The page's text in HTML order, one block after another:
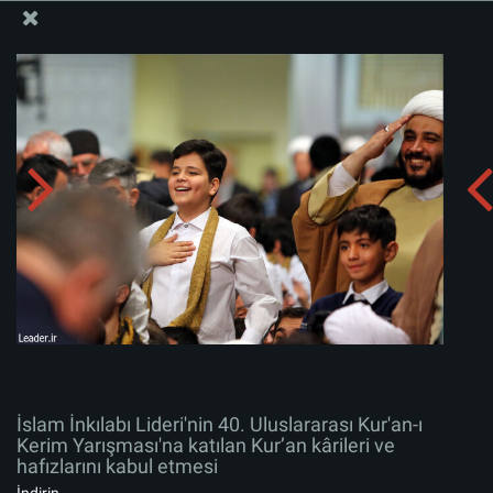
İslam İnkılabı Lideri'nin 40. Uluslararası Kur'an-ı Kerim
Yarışması'na katılan Kur’an kârileri ve hafızlarını kabul
etmesi
Albümü indirin:
İslam İnkılabı Lideri'nin 40. Uluslararası Kur'an-ı
Kerim Yarışması'na katılan Kur’an kârileri ve
hafızlarını kabul etmesi